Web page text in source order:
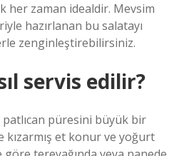
her zaman idealdir. Mevsim
hazırlanan bu salatayı
zenginleştirebilirsiniz.
servis edilir?
püresini büyük bir
kızarmış et konur ve yoğurt